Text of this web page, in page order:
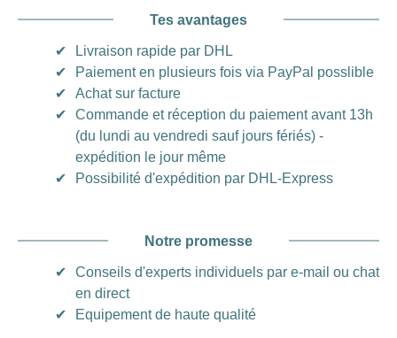
Tes avantages
✔
Livraison rapide par DHL
✔
Paiement en plusieurs fois via PayPal posslible
✔
Achat sur facture
✔
Commande et réception du paiement avant 13h
(du lundi au vendredi sauf jours fériés) -
expédition le jour même
✔
Possibilité d'expédition par DHL-Express
Notre promesse
✔
Conseils d'experts individuels par e-mail ou chat
en direct
✔
Equipement de haute qualité